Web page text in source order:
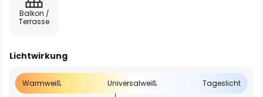
Balkon /
Terrasse
Lichtwirkung
Warmweiß Universalweiß Tageslicht